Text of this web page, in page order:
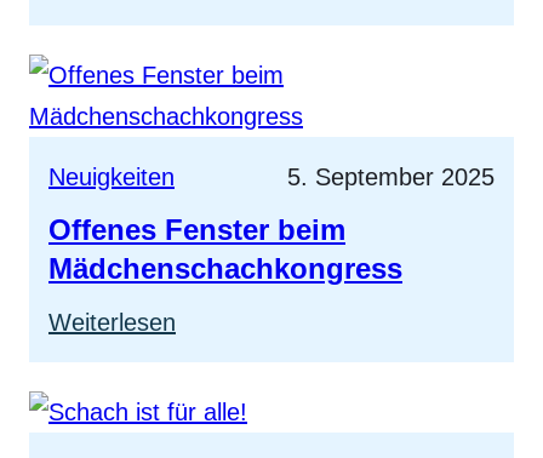
Bericht
Mädchenschachkongress
2025
Neuigkeiten 5. September 2025
Offenes Fenster beim
Mädchenschachkongress
Weiterlesen
Offenes
Fenster